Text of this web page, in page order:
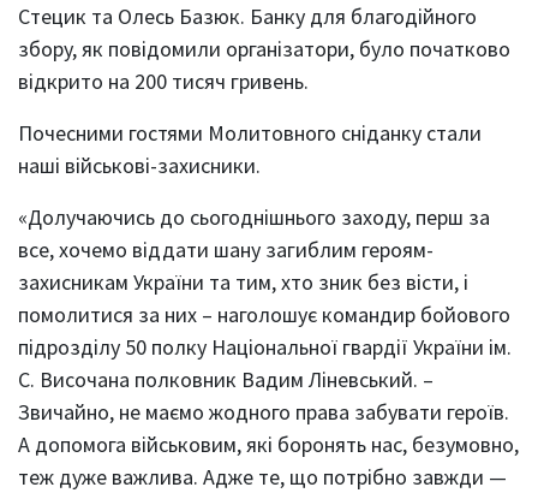
Стецик та Олесь Базюк. Банку для благодійного
збору, як повідомили організатори, було початково
відкрито на 200 тисяч гривень.
Почесними гостями Молитовного сніданку стали
наші військові-захисники.
«Долучаючись до сьогоднішнього заходу, перш за
все, хочемо віддати шану загиблим героям-
захисникам України та тим, хто зник без вісти, і
помолитися за них – наголошує командир бойового
підрозділу 50 полку Національної гвардії України ім.
С. Височана полковник Вадим Ліневський. –
Звичайно, не маємо жодного права забувати героїв.
А допомога військовим, які боронять нас, безумовно,
теж дуже важлива. Адже те, що потрібно завжди —